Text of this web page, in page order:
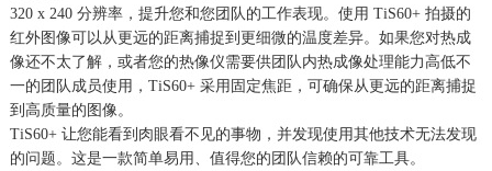
320 x 240 分辨率，提升您和您团队的工作表现。使用 TiS60+ 拍摄的
红外图像可以从更远的距离捕捉到更细微的温度差异。如果您对热成
像还不太了解，或者您的热像仪需要供团队内热成像处理能力高低不
一的团队成员使用，TiS60+ 采用固定焦距，可确保从更远的距离捕捉
到高质量的图像。
TiS60+ 让您能看到肉眼看不见的事物，并发现使用其他技术无法发现
的问题。这是一款简单易用、值得您的团队信赖的可靠工具。